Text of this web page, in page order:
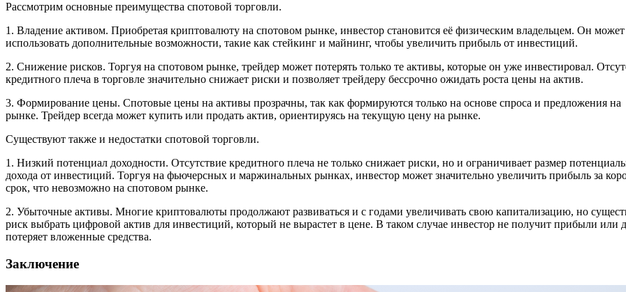
Рассмотрим основные преимущества спотовой торговли.
1. Владение активом. Приобретая криптовалюту на спотовом рынке, инвестор становится её физическим владельцем. Он может
использовать дополнительные возможности, такие как стейкинг и майнинг, чтобы увеличить прибыль от инвестиций.
2. Снижение рисков. Торгуя на спотовом рынке, трейдер может потерять только те активы, которые он уже инвестировал.
кредитного плеча в торговле значительно снижает риски и позволяет трейдеру бессрочно ожидать роста цены на актив.
3. Формирование цены. Спотовые цены на активы прозрачны, так как формируются только на основе спроса и предложения на
рынке. Трейдер всегда может купить или продать актив, ориентируясь на текущую цену на рынке.
Существуют также и недостатки спотовой торговли.
1. Низкий потенциал доходности. Отсутствие кредитного плеча не только снижает риски, но и ограничивает размер
дохода от инвестиций. Торгуя на фьючерсных и маржинальных рынках, инвестор может значительно увеличить прибыль за
срок, что невозможно на спотовом рынке.
2. Убыточные активы. Многие криптовалюты продолжают развиваться и с годами увеличивать свою капитализацию, но
риск выбрать цифровой актив для инвестиций, который не вырастет в цене. В таком случае инвестор не получит прибыли или
потеряет вложенные средства.
Заключение